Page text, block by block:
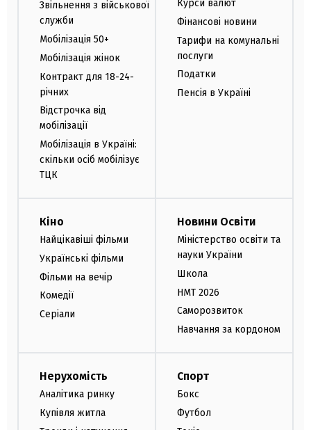
Звільнення з військової
служби
Мобілізація 50+
Мобілізація жінок
Контракт для 18-24-
річних
Відстрочка від
мобілізації
Мобілізація в Україні:
скільки осіб мобілізує
ТЦК
Курси валют
Фінансові новини
Тарифи на комунальні
послуги
Податки
Пенсія в Україні
Кіно
Найцікавіші фільми
Українські фільми
Фільми на вечір
Комедії
Серіали
Новини Освіти
Міністерство освіти та
науки України
Школа
НМТ 2026
Саморозвиток
Навчання за кордоном
Нерухомість
Аналітика ринку
Купівля житла
Спорт
Бокс
Футбол